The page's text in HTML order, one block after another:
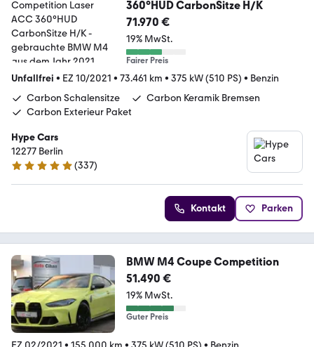
360°HUD CarbonSitze H/K
71.970 €
19% MwSt.
Fairer Preis
Unfallfrei • EZ 10/2021 • 73.461 km • 375 kW (510 PS) • Benzin
Carbon Schalensitze
Carbon Keramik Bremsen
Carbon Exterieur Paket
Hype Cars
12277 Berlin
5 Sterne
(337)
Kontakt Parken
BMW M4 Coupe Competition
51.490 €
19% MwSt.
Guter Preis